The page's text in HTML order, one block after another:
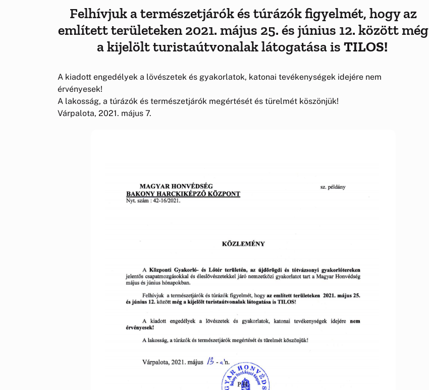
Felhívjuk a természetjárók és túrázók figyelmét, hogy az
említett területeken 2021. május 25. és június 12. között még
a kijelölt turistaútvonalak látogatása is TILOS!
A kiadott engedélyek a lövészetek és gyakorlatok, katonai tevékenységek idejére nem
érvényesek!
A lakosság, a túrázók és természetjárók megértését és türelmét köszönjük!
Várpalota, 2021. május 7.